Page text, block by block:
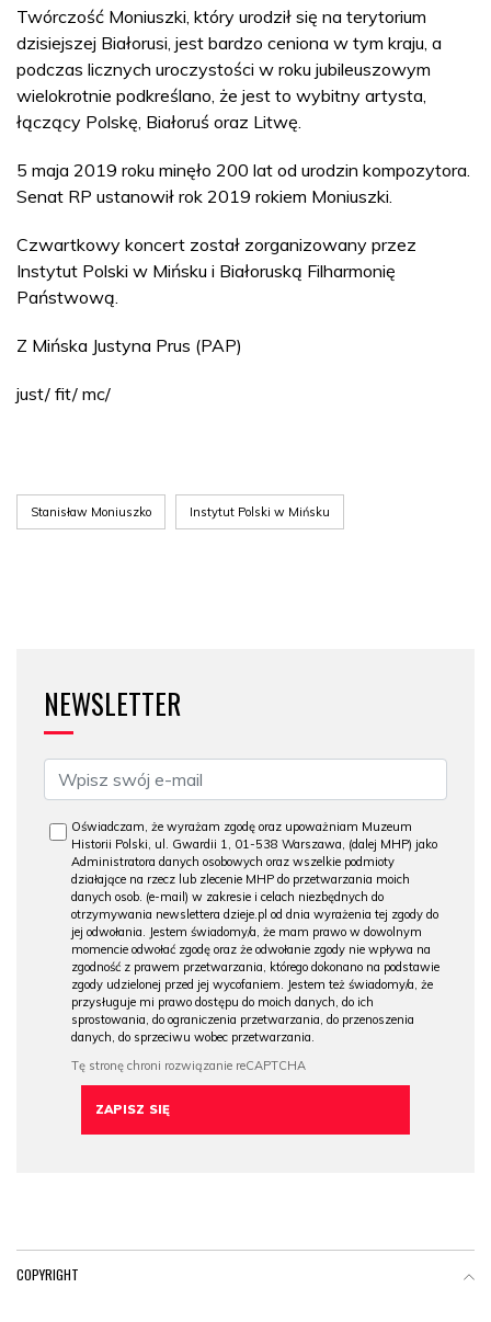
Twórczość Moniuszki, który urodził się na terytorium
dzisiejszej Białorusi, jest bardzo ceniona w tym kraju, a
podczas licznych uroczystości w roku jubileuszowym
wielokrotnie podkreślano, że jest to wybitny artysta,
łączący Polskę, Białoruś oraz Litwę.
5 maja 2019 roku minęło 200 lat od urodzin kompozytora.
Senat RP ustanowił rok 2019 rokiem Moniuszki.
Czwartkowy koncert został zorganizowany przez
Instytut Polski w Mińsku i Białoruską Filharmonię
Państwową.
Z Mińska Justyna Prus (PAP)
just/ fit/ mc/
Stanisław Moniuszko Instytut Polski w Mińsku
NEWSLETTER
Oświadczam, że wyrażam zgodę oraz upoważniam Muzeum
Historii Polski, ul. Gwardii 1, 01-538 Warszawa, (dalej MHP) jako
Administratora danych osobowych oraz wszelkie podmioty
działające na rzecz lub zlecenie MHP do przetwarzania moich
danych osob. (e-mail) w zakresie i celach niezbędnych do
otrzymywania newslettera dzieje.pl od dnia wyrażenia tej zgody do
jej odwołania. Jestem świadomy/a, że mam prawo w dowolnym
momencie odwołać zgodę oraz że odwołanie zgody nie wpływa na
zgodność z prawem przetwarzania, którego dokonano na podstawie
zgody udzielonej przed jej wycofaniem. Jestem też świadomy/a, że
przysługuje mi prawo dostępu do moich danych, do ich
sprostowania, do ograniczenia przetwarzania, do przenoszenia
danych, do sprzeciwu wobec przetwarzania.
COPYRIGHT